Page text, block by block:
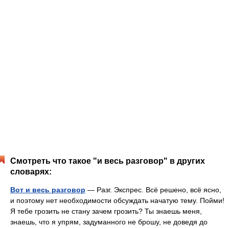
Смотреть что такое "и весь разговор" в других
словарях:
Вот и весь разговор — Разг. Экспрес. Всё решено, всё ясно,
и поэтому нет необходимости обсуждать начатую тему. Пойми!
Я тебе грозить не стану зачем грозить? Ты знаешь меня,
знаешь, что я упрям, задуманного не брошу, не доведя до